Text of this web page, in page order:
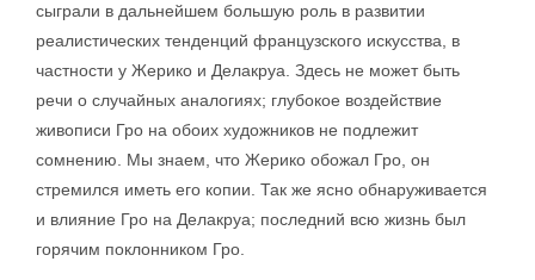
сыграли в дальнейшем большую роль в развитии
реалистических тенденций французского искусства, в
частности у Жерико и Делакруа. Здесь не может быть
речи о случайных аналогиях; глубокое воздействие
живописи Гро на обоих художников не подлежит
сомнению. Мы знаем, что Жерико обожал Гро, он
стремился иметь его копии. Так же ясно обнаруживается
и влияние Гро на Делакруа; последний всю жизнь был
горячим поклонником Гро.